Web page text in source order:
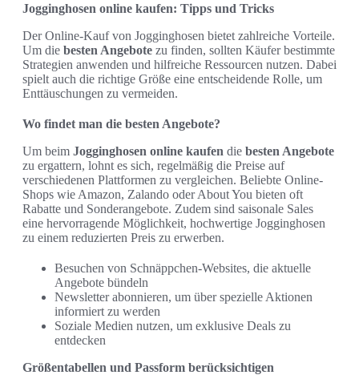
Jogginghosen online kaufen: Tipps und Tricks
Der Online-Kauf von Jogginghosen bietet zahlreiche Vorteile.
Um die besten Angebote zu finden, sollten Käufer bestimmte
Strategien anwenden und hilfreiche Ressourcen nutzen. Dabei
spielt auch die richtige Größe eine entscheidende Rolle, um
Enttäuschungen zu vermeiden.
Wo findet man die besten Angebote?
Um beim Jogginghosen online kaufen die besten Angebote
zu ergattern, lohnt es sich, regelmäßig die Preise auf
verschiedenen Plattformen zu vergleichen. Beliebte Online-
Shops wie Amazon, Zalando oder About You bieten oft
Rabatte und Sonderangebote. Zudem sind saisonale Sales
eine hervorragende Möglichkeit, hochwertige Jogginghosen
zu einem reduzierten Preis zu erwerben.
Besuchen von Schnäppchen-Websites, die aktuelle
Angebote bündeln
Newsletter abonnieren, um über spezielle Aktionen
informiert zu werden
Soziale Medien nutzen, um exklusive Deals zu
entdecken
Größentabellen und Passform berücksichtigen